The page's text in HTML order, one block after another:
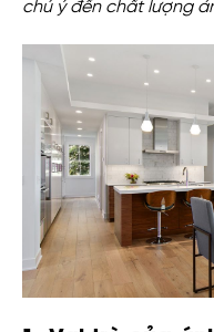
chú ý đến chất lượng